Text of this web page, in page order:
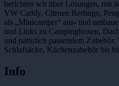
berichten wir über Lösungen, mit
VW Caddy, Citroen Berlingo,
als „Minicamper“ aus- und
und Links zu Campingboxen,
und natürlich passendem Zubehör.
Schlafsäcke, Küchenzubehör bis
Info